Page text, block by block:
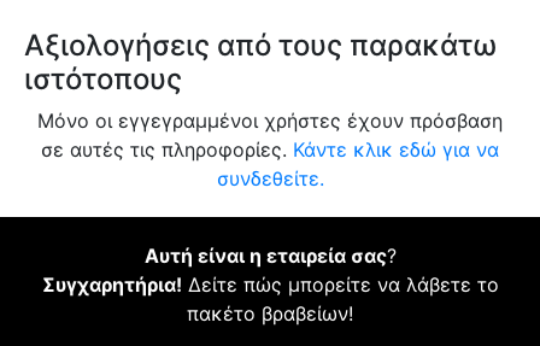
Αξιολογήσεις από τους παρακάτω
ιστότοπους
Μόνο οι εγγεγραμμένοι χρήστες έχουν πρόσβαση
σε αυτές τις πληροφορίες. Κάντε κλικ εδώ για να
συνδεθείτε.
Αυτή είναι η εταιρεία σας?
Συγχαρητήρια! Δείτε πώς μπορείτε να λάβετε το
πακέτο βραβείων!